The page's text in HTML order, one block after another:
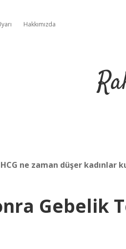
Hakkımızda
ne zaman düşer kadınlar
Gebelik